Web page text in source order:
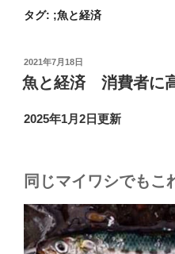
タグ: ;魚と経済
投
稿
日:
2021年7月18日
魚と経済 消費者に
2025年1月2日更新
同じマイワシでもこ